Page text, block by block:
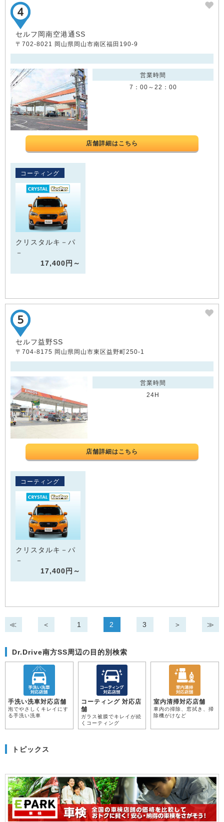
セルフ岡南空港通SS
〒702-8021 岡山県岡山市南区福田190-9
営業時間
7：00～22：00
店舗詳細はこちら
コーティング
クリスタルキ－パ
－
17,400円～
セルフ益野SS
〒704-8175 岡山県岡山市東区益野町250-1
営業時間
24H
店舗詳細はこちら
コーティング
クリスタルキ－パ
－
17,400円～
≪ ＜ 1 2 3 ＞ ≫
Dr.Drive南方SS周辺の目的別検索
手洗い洗車対応店舗
泡でやさしくキレイにす
る手洗い洗車
コーティング 対応店
舗
ガラス被膜でキレイが続
くコーティング
室内清掃対応店舗
車内の掃除、窓拭き、掃
除機がけなど
トピックス